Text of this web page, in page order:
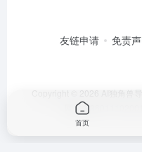
友链申请 免责
Copyright © 2026 AI独角兽导
网安备
首页